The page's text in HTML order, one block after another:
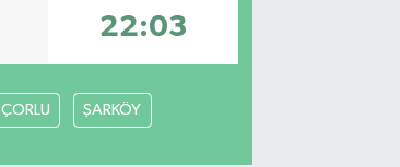
22:03
ÇORLU ŞARKÖY